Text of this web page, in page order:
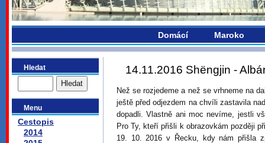
Domácí Maroko
Hledat
Menu
Cestopis
2014
14.11.2016 Shëngjin -
Než se rozjedeme a než se vrhneme na
ještě před odjezdem na chvíli zastavila
dopadli. Vlastně ani moc nevíme, jestli
Pro Ty, kteří přišli k obrazovkám později
19. 10. 2016 v Řecku, kdy nám přišla